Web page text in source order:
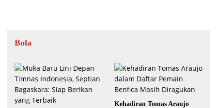
Bola
Kehadiran Tomas Araujo